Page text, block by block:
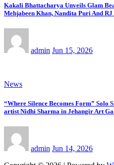
Kakali Bhattacharya Unveils Glam
Mehjabeen Khan, Nandita Puri And
admin Jun 15, 2026
News
“Where Silence Becomes Form” Solo
artist Nidhi Sharma in Jehangir Art
admin Jun 14, 2026